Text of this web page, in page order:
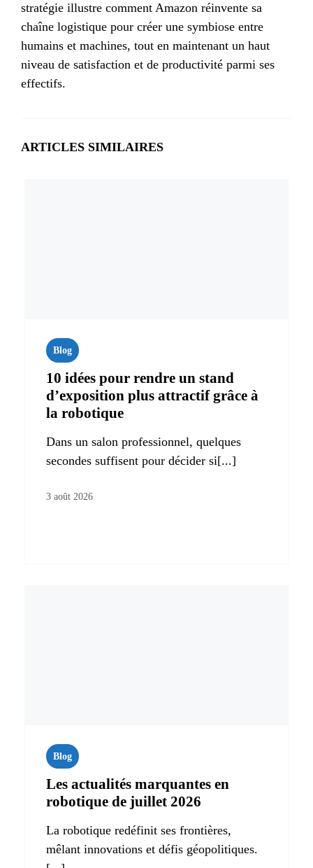
stratégie illustre comment Amazon réinvente sa
chaîne logistique pour créer une symbiose entre
humains et machines, tout en maintenant un haut
niveau de satisfaction et de productivité parmi ses
effectifs.
ARTICLES SIMILAIRES
Blog
10 idées pour rendre un stand
d’exposition plus attractif grâce à
la robotique
Dans un salon professionnel, quelques
secondes suffisent pour décider si[...]
3 août 2026
Blog
Les actualités marquantes en
robotique de juillet 2026
La robotique redéfinit ses frontières,
mêlant innovations et défis géopolitiques.